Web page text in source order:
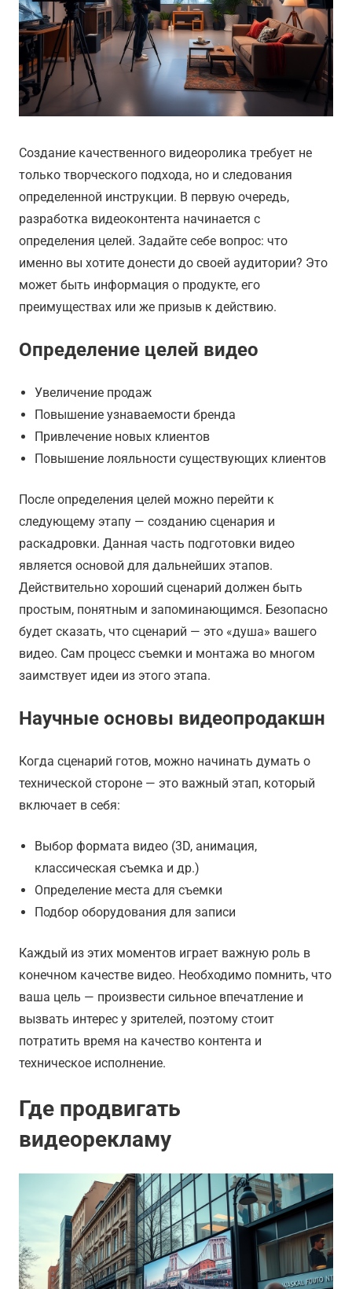
Создание качественного видеоролика требует не
только творческого подхода, но и следования
определенной инструкции. В первую очередь,
разработка видеоконтента начинается с
определения целей. Задайте себе вопрос: что
именно вы хотите донести до своей аудитории? Это
может быть информация о продукте, его
преимуществах или же призыв к действию.
Определение целей видео
Увеличение продаж
Повышение узнаваемости бренда
Привлечение новых клиентов
Повышение лояльности существующих клиентов
После определения целей можно перейти к
следующему этапу — созданию сценария и
раскадровки. Данная часть подготовки видео
является основой для дальнейших этапов.
Действительно хороший сценарий должен быть
простым, понятным и запоминающимся. Безопасно
будет сказать, что сценарий — это «душа» вашего
видео. Сам процесс съемки и монтажа во многом
заимствует идеи из этого этапа.
Научные основы видеопродакшн
Когда сценарий готов, можно начинать думать о
технической стороне — это важный этап, который
включает в себя:
Выбор формата видео (3D, анимация,
классическая съемка и др.)
Определение места для съемки
Подбор оборудования для записи
Каждый из этих моментов играет важную роль в
конечном качестве видео. Необходимо помнить, что
ваша цель — произвести сильное впечатление и
вызвать интерес у зрителей, поэтому стоит
потратить время на качество контента и
техническое исполнение.
Где продвигать
видеорекламу